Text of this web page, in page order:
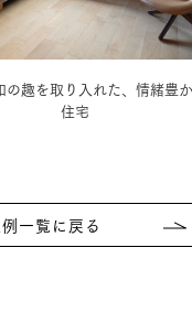
ーンの静謐な空間に癒され
一覧に戻る